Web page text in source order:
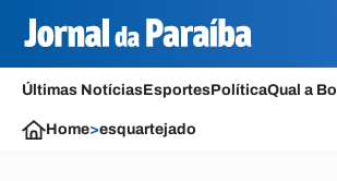
Últimas NotíciasEsportesPolíticaQual a
Home>esquartejado